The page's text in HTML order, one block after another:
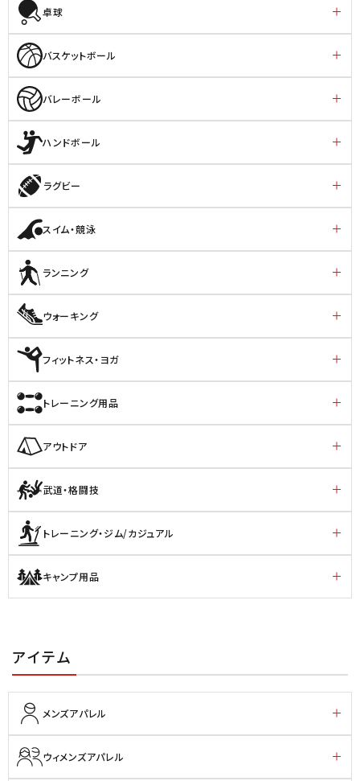
卓球
バスケットボール
バレーボール
ハンドボール
ラグビー
スイム・競泳
ランニング
ウォーキング
フィットネス・ヨガ
トレーニング用品
アウトドア
武道・格闘技
トレーニング・ジム/カジュアル
キャンプ用品
アイテム
メンズアパレル
ウィメンズアパレル